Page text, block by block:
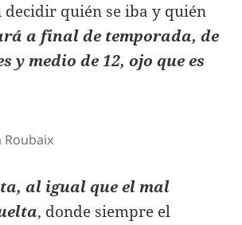
decidir quién se iba y quién
a final de temporada, de
y medio de 12, ojo que es
al igual que el mal
, donde siempre el